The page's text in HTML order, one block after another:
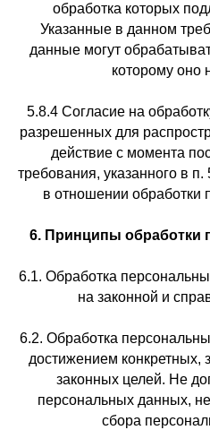
обработка которых
Указанные в данном
данные могут
которому оно
5.8.4 Согласие на
разрешенных для
действие с момента
требования, указанного в
в отношении обработки
6. Принципы обработки
6.1. Обработка
на законной и
6.2. Обработка
достижением конкретных,
законных целей. Не
персональных данных,
сбора